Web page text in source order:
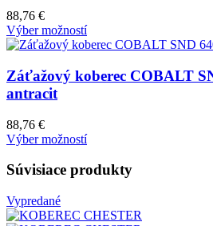
88,76 €
Výber možností
Záťažový koberec COBALT
antracit
88,76 €
Výber možností
Súvisiace produkty
Vypredané